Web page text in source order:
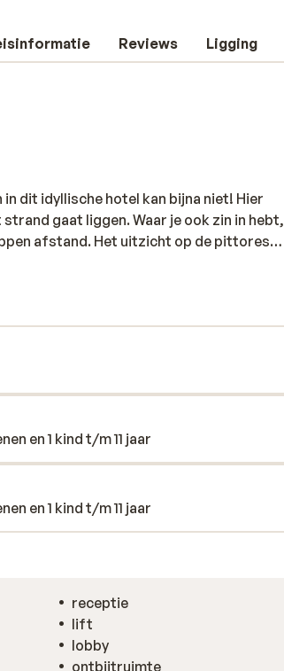
Reviews Ligging
dit idyllische hotel kan bijna niet! Hier
gaat liggen. Waar je ook zin in hebt,
afstand. Het uitzicht op de pittoreske
te komen, maar toch met het
dat je hier ook uit meerdere goede
uit om meer van dit schitterende eiland
en 1 kind t/m 11 jaar
en 1 kind t/m 11 jaar
receptie
lift
lobby
ontbijtruimte